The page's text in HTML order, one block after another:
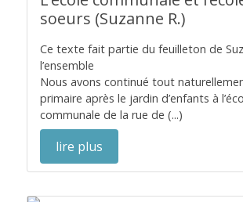
soeurs (Suzanne R.)
Ce texte fait partie du feuilleton de
l’ensemble
Nous avons continué tout
primaire après le jardin d’enfants à
communale de la rue de (...)
lire plus